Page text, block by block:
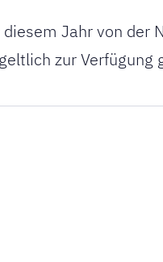
Jahr von der
zur Verfügung